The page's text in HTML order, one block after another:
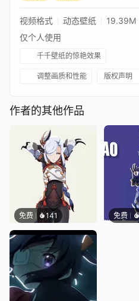
视频格式 动态壁纸
19.39M
仅个人使用
千千壁纸的惊艳效果
调整画质和性能 版权声明
作者的其他作品
免费 141 免费